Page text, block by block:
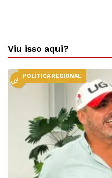
Viu isso aqui?
LOCALPOLÍTICA REGIONAL